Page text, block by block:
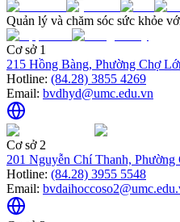
Quản lý và chăm sóc sức khỏe
Cơ sở 1
215 Hồng Bàng, Phường Chợ
Hotline: (84.28) 3855 4269
Email: bvdhyd@umc.edu.vn
Cơ sở 2
201 Nguyễn Chí Thanh,
Hotline: (84.28) 3955 5548
Email: